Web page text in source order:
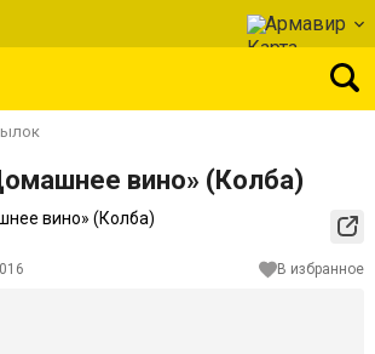
Армавир
вино» (Колба)
В избранное